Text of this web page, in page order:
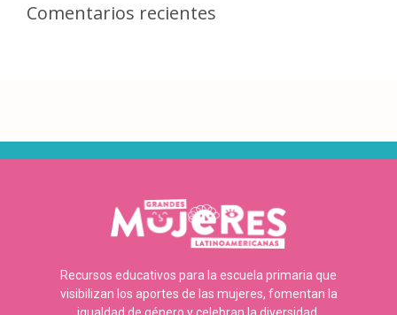
Comentarios recientes
Recursos educativos para la escuela primaria que
visibilizan los aportes de las mujeres, fomentan la
igualdad de género y celebran la diversidad.